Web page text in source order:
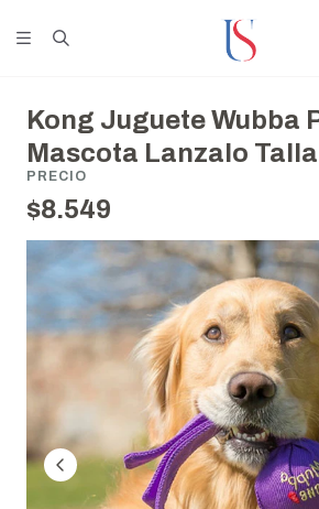
Kong Juguete Wubba
Mascota Lanzalo Talla
PRECIO
$8.549